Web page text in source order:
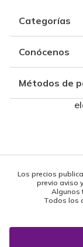
Categorías
Conócenos
Métodos de
Los precios
previo aviso
Algunos
Todos los